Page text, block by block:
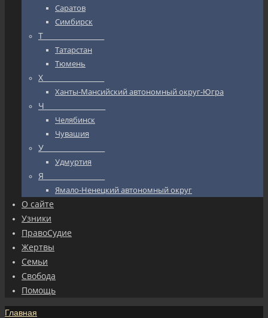
Саратов
Симбирск
Т_________________
Татарстан
Тюмень
Х_________________
Ханты-Мансийский автономный округ-Югра
Ч_________________
Челябинск
Чувашия
У_________________
Удмуртия
Я_________________
Ямало-Ненецкий автономный округ
О сайте
Узники
ПравоСудие
Жертвы
Семьи
Свобода
Помощь
Главная